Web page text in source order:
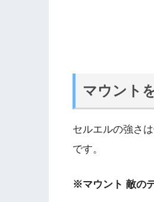
マウント
セルエルの強さ
です。
※マウント 敵の